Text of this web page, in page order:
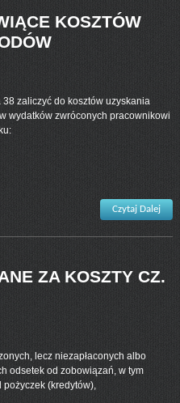
KOSZTÓW
38 zaliczyć do kosztów uzyskania
wydatków zwróconych pracownikowi
Czytaj Dalej
ZA KOSZTY CZ.
lecz niezapłaconych albo
odsetek od zobowiązań, w tym
pożyczek (kredytów),